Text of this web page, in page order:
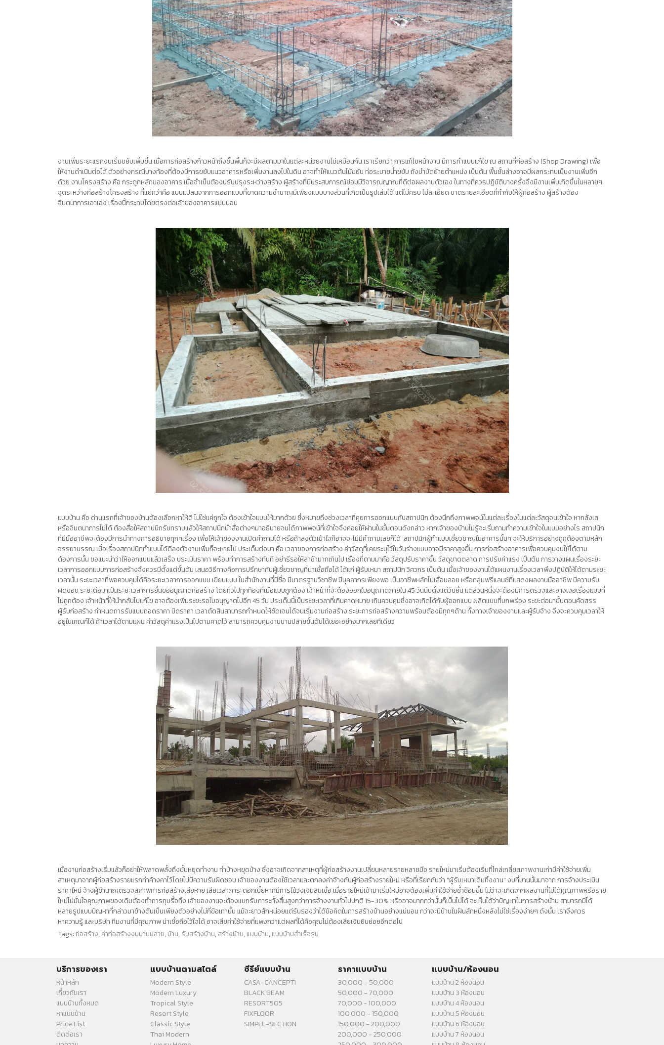
งานเพิ่มระยะแรกงบเริ่มขยับเพิ่มขึ้น เมื่อการก่อสร้างก้าวหน้าถึงชั้นพื้นก็จะมีผลตามมาในแต่ละหน่วยงานไม่เหมือนกัน เราเรียกว่า การแก้ไขหน้างาน มีการทำแบบแก้ไข ณ สถานที่ก่อสร้าง (Shop Drawing) เพื่อ
ให้งานดำเนินต่อได้ ตัวอย่างกรณีบางท้องที่ต้องมีการขยับแนวอาคารหรือเพิ่มงานลงไปในดิน อาจทำให้แนวต้นไม้ขยับ ท่อระบายน้ำขยับ ถังบำบัดย้ายตำแหน่ง เป็นต้น พื้นชั้นล่างอาจมีผลกระทบเป็นงานเพิ่มอีก
ด้วย งานโครงสร้าง คือ กระดูกหลักของอาคาร เมื่อจำเป็นต้องปรับปรุงระหว่างสร้าง ผู้สร้างที่มีประสบการณ์ย่อมมีวิจารณญาณที่ดีต่อผลงานตัวเอง ในทางที่ควรปฏิบัติบางครั้งจึงมีงานเพิ่มเกิดขึ้นในหลายๆ
จุดระหว่างก่อสร้างโครงสร้าง ที่แย่กว่าคือ แบบแปลนจากการออกแบบที่ขาดความชำนาญมีเพียงแบบบางส่วนที่เกิดเป็นรูปเล่มได้ แต่ไม่ครบ ไม่ละเอียด ขาดรายละเอียดที่กำกับให้ผู้ก่อสร้าง ผู้สร้างต้อง
จินตนาการเอาเอง เรื่องนี้กระทบโดยตรงต่อเจ้าของอาคารแน่นนอน
แบบบ้านคือ ด่านแรกที่เจ้าของบ้านต้องเลือกหาให้ดี ไม่ใช่แค่ถูกใจ ต้องเข้าใจแบบให้มากด้วย ซึ่งหมายถึงช่วงเวลาที่คุยการออกแบบกับสถาปนิก ต้องนึกถึงภาพพจน์ในแต่ละเรื่องในแต่ละวัสดุจนเข้าใจ หากลังเล
หรือจินตนาการไม่ได้ ต้องสื่อให้สถาปนิกรับทราบแล้วให้สถาปนิกนำสื่อต่างๆมาอธิบายจนได้ภาพพจน์ที่เข้าใจจึงค่อยให้ผ่านในขั้นตอนดังกล่าว หากเจ้าของบ้านไม่รู้จะเริ่มถามทำความเข้าใจในแบบอย่างไร สถาปนิก
ที่มีมืออาชีพจะต้องมีการนำทางการอธิบายทุกๆเรื่อง เพื่อให้เจ้าของงานเปิดคำถามได้ หรือถ้าลงตัวเข้าใจก็อาจจะไม่มีคำถามเลยก็ได้ สถาปนิกผู้ทำแบบเชี่ยวชาญในอาคารนั้นๆ จะให้บริการอย่างถูกต้องตามหลัก
จรรยาบรรณ เมื่อเรื่องสถาปนิกทำแบบได้ดีลงตัวงานเพิ่มก็จะหายไป ประเด็นต่อมา คือเวลาของการก่อสร้างค่าวัสดุที่เคยระบุไว้ในวันร่างแบบอาจมีราคาสูงขึ้น การก่อสร้างอาคารเพื่อควบคุมงบให้ได้ตาม
ต้องการนั้น ขอแนะนำว่าให้ออกแบบแล้วเสร็จ ประเมินราคา พร้อมทำการสร้างทันที อย่ารีรอให้ล่าช้ามากเกินไป เรื่องที่ตามมาคือวัสดุปรับราคาขึ้นวัสดุขาดตลาด การปรับค่าแรง เป็นต้น การวางแผนเรื่องระยะ
เวลาการออกแบบการก่อสร้างจึงควรมีตั้งแต่ขั้นต้น เสนอวิธีทางคือการปรึกษากับผู้เชี่ยวชาญที่น่าเชื่อถือได้ ได้แก่ ผู้รับเหมา สถาปนิก วิศวกร เป็นต้น เมื่อเจ้าของงานได้แผนงานเรื่องเวลาพึงปฏิบัติให้ได้ตามระยะ
เวลานั้น ระยะเวลาที่พอควบคุมได้คือระยะเวลาการออกแบบ เขียนแบบ ในสำนักงานที่มีชื่อ มีมาตรฐานวิชาชีพ มีบุคลากรเพียงพอ เป็นอาชีพหลักไม่เลื่อนลอย หรือกลุ่มฟรีแลนซ์ที่แสดงผลงานมืออาชีพ มีความรับ
ผิดชอบ ระยะต่อมาเป็นระยะเวลาการยื่นขออนุญาตก่อสร้าง โดยทั่วไปทุกท้องที่เมื่อแบบถูกต้อง เจ้าหน้าที่จะต้องออกใบอนุญาตภายใน 45 วันนับตั้งแต่วันยื่น แต่ส่วนหนึ่งจะต้องมีการตรวจและอาจเจอเรื่องแบบที่
ไม่ถูกต้อง เจ้าหน้าที่ให้นำกลับไปแก้ไข อาจต้องเพิ่มระยะรอใบอนุญาตไปอีก 45 วัน ประเด็นนี้เป็นระยะเวลาที่เกินคาดหมาย เกินควบคุมซึ่งอาจเกิดได้กับผู้ออกแบบ ผลิตแบบที่บกพร่อง ระยะต่อมาขั้นตอนคัดสรร
ผู้รับก่อสร้าง กำหนดการรับแบบถอดราคา บิดราคา เวลาตัดสินสามารถกำหนดให้ชัดเจนได้จนเริ่มงานก่อสร้าง ระยะการก่อสร้างความพร้อมต้องมีทุกๆด้าน ทั้งทางเจ้าของงานและผู้รับจ้าง จึงจะควบคุมเวลาให้
อยู่ในเกณฑ์ได้ ถ้าเวลาได้ตามแผน ค่าวัสดุค่าแรงเป็นไปตามคาดไว้ สามารถควบคุมงานบานปลายขั้นต้นได้เยอะอย่างมากเลยทีเดียว
เมื่องานก่อสร้างเริ่มแล้วก็อย่าให้พลาดพลั้งถึงขั้นหยุดทำงาน ทำบ้างหยุดบ้าง ซึ่งอาจเกิดจากสาเหตุที่ผู้ก่อสร้างงานเปลี่ยนหลายรายหลายมือ รายใหม่มาเริ่มต้องเริ่มที่ไกล่เกลี่ยสภาพงานเก่ามีค่าใช้จ่ายเพิ่ม
สาเหตุมาจากผู้ก่อสร้างรายแรกทำค้างคาไว้โดยไม่มีความรับผิดชอบ เจ้าของงานต้องใช้เวลาและตกลงค่าจ้างกับผู้ก่อสร้างรายใหม่ หรือที่เรียกกันว่า "ผู้รับเหมาเดิมทิ้งงาน"งบที่บานนั้นมาจาก การจ้างประเมิน
ราคาใหม่ จ้างผู้ชำนาญตรวจสภาพการก่อสร้างเสียหาย เสียเวลาภาระดอกเบี้ยหากมีการใช้วงเงินสินเชื่อ เมื่อรายใหม่เข้ามาเริ่มใหม่อาจต้องเพิ่มค่าใช้จ่ายซ้ำซ้อนขึ้น ไม่ว่าจะเกิดจากผลงานที่ไม่ได้คุณภาพหรือราย
ใหม่ไม่มั่นใจคุณภาพของเดิมต้องทำการทุบรื้อทิ้ง เจ้าของงานจะต้องแบกรับภาระทั้งสิ้นสูงกว่าการจ้างงานทั่วไปปกติ 15-30% หรืออาจมากกว่านั้นก็เป็นไปได้ จะเห็นได้ว่าปัญหาในการสร้างบ้าน สามารถมีได้
หลายรูปแบบปัญหาที่กล่าวมาข้างต้นเป็นเพียงตัวอย่างไม่กี่ข้อเท่านั้น แม้จะยาวสักหน่อยแต่รับรองว่าได้ข้อคิดในการสร้างบ้านอย่างแน่นอน กว่าจะมีบ้านในฝันสักหนึ่งหลังไม่ใช่เรื่องง่ายๆ ดังนั้น เราจึงควร
หาความรู้ และบริษัท ทีมงานที่มีคุณภาพ น่าเชื่อถือไว้ใจได้ อาจเสียค่าใช้จ่ายที่แพงกว่าแต่ผลที่ได้คือคุณไม่ต้องเสียเงินยิบย่อยอีกต่อไป
Tags:ก่อสร้าง, ค่าก่อสร้างงบบานปลาย, บ้าน, รับสร้างบ้าน, สร้างบ้าน, แบบบ้าน, แบบบ้านสำเร็จรูป
บริการของเรา
หน้าหลัก
เกี่ยวกับเรา
แบบบ้านทั้งหมด
หาแบบบ้าน
Price List
ติดต่อเรา
แบบบ้านตามสไตล์
Modern Style
Modern Luxury
Tropical Style
Resort Style
Classic Style
Thai Modern
ซีรีย์แบบบ้าน
CASA-CANCEPT1
BLACK BEAM
RESORT505
FIXFLOOR
SIMPLE-SECTION
ราคาแบบบ้าน
30,000 - 50,000
50,000 - 70,000
70,000 - 100,000
100,000 - 150,000
150,000 - 200,000
200,000 - 250,000
แบบบ้าน/ห้องนอน
แบบบ้าน 2 ห้องนอน
แบบบ้าน 3 ห้องนอน
แบบบ้าน 4 ห้องนอน
แบบบ้าน 5 ห้องนอน
แบบบ้าน 6 ห้องนอน
แบบบ้าน 7 ห้องนอน